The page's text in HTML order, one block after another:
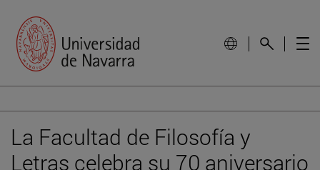
La Facultad de Filosofía y
Letras celebra su 70 aniversario